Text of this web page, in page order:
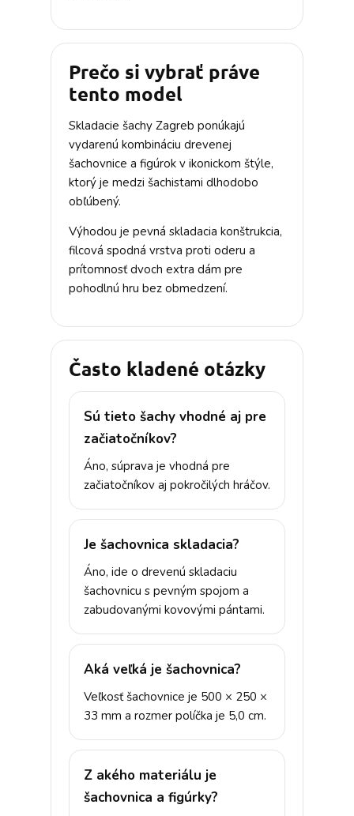
Prečo si vybrať práve
tento model
Skladacie šachy Zagreb ponúkajú
vydarenú kombináciu drevenej
šachovnice a figúrok v ikonickom štýle,
ktorý je medzi šachistami dlhodobo
obľúbený.
Výhodou je pevná skladacia konštrukcia,
filcová spodná vrstva proti oderu a
prítomnosť dvoch extra dám pre
pohodlnú hru bez obmedzení.
Často kladené otázky
Sú tieto šachy vhodné aj pre
začiatočníkov?
Áno, súprava je vhodná pre
začiatočníkov aj pokročilých hráčov.
Je šachovnica skladacia?
Áno, ide o drevenú skladaciu
šachovnicu s pevným spojom a
zabudovanými kovovými pántami.
Aká veľká je šachovnica?
Veľkosť šachovnice je 500 × 250 ×
33 mm a rozmer políčka je 5,0 cm.
Z akého materiálu je
šachovnica a figúrky?